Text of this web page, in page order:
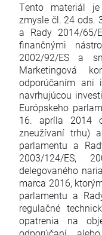
Tento materiál
zmysle čl. 24 ods.
a Rady 2014/
finančnými
2002/92/ES a
Marketingová
odporúčaním ani
navrhujúcou
Európskeho
16. apríla 2014
zneužívaní trhu)
parlamentu a
2003/124/ES,
delegovaného
marca 2016,
parlamentu a
regulačné
opatrenia na